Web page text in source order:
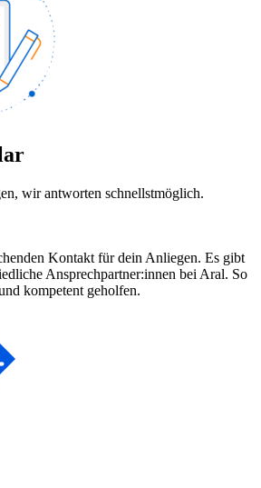
wir antworten schnellstmöglich.
Kontakt für dein Anliegen. Es gibt
Ansprechpartner:innen bei Aral. So
kompetent geholfen.